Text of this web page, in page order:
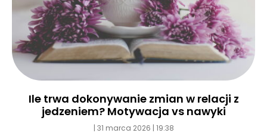
Ile trwa dokonywanie zmian w relacji z
jedzeniem? Motywacja vs nawyki
31 marca 2026 19:38